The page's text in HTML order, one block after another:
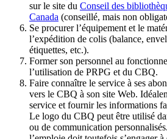
sur le site du Conseil des
Canada (conseillé, mais non
Se procurer l’équipement et le
l’expédition de colis (balance,
étiquettes, etc.).
Former son personnel au
l’utilisation de PRPG et du CBQ.
Faire connaître le service à ses
vers le CBQ à son site Web.
service et fournir les informations
Le logo du CBQ peut être utilisé
ou de communication